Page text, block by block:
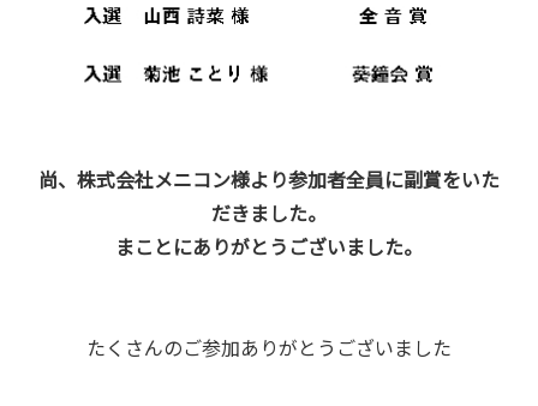
尚、株式会社メニコン様より参加者全員に副賞をいた
だきました。
まことにありがとうございました。
たくさんのご参加ありがとうございました